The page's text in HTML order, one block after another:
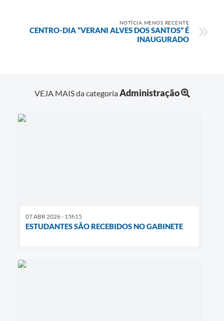
NOTÍCIA MENOS RECENTE
CENTRO-DIA “VERANI ALVES DOS SANTOS” É
INAUGURADO
VEJA MAIS da categoriaAdministração
07 ABR 2026 - 15h15
ESTUDANTES SÃO RECEBIDOS NO GABINETE